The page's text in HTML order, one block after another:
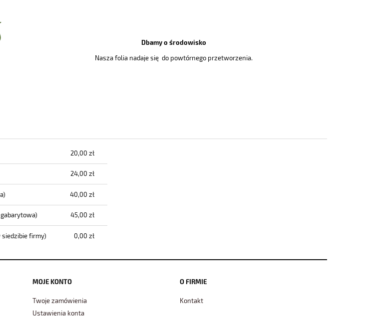
Dbamy o środowisko
Nasza folia nadaje się do powtórnego przetworzenia.
nie zawiera ewentualnych kosztów
20,00 zł
24,00 zł
40,00 zł
45,00 zł
firmy) 0,00 zł
MOJE KONTO
Twoje zamówienia
Ustawienia konta
O FIRMIE
Kontakt